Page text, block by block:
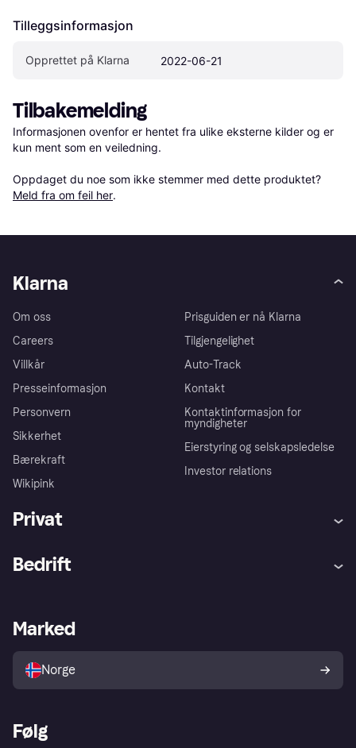
Tilleggsinformasjon
Opprettet på Klarna 2022-06-21
Tilbakemelding
Informasjonen ovenfor er hentet fra ulike eksterne kilder og er
kun ment som en veiledning.
Oppdaget du noe som ikke stemmer med dette produktet?
Meld fra om feil her.
Klarna
Om oss
Careers
Villkår
Presseinformasjon
Personvern
Sikkerhet
Bærekraft
Wikipink
Prisguiden er nå Klarna
Tilgjengelighet
Auto-Track
Kontakt
Kontaktinformasjon for
myndigheter
Eierstyring og selskapsledelse
Investor relations
Privat
Utforsk butikker
Bedrift
Merchant portal
Marked
Norge
Følg